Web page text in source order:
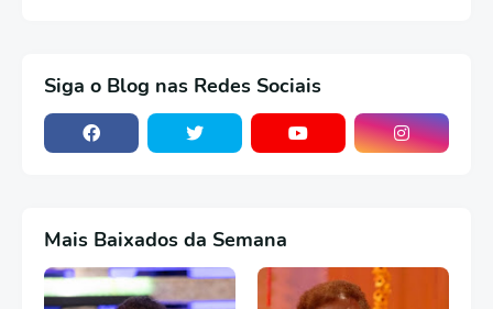
Siga o Blog nas Redes Sociais
Mais Baixados da Semana